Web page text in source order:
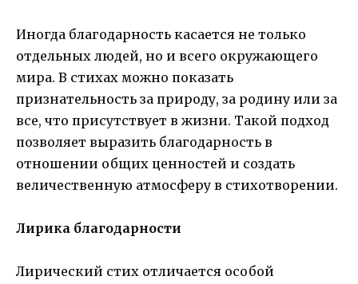
Иногда благодарность касается не только
отдельных людей, но и всего окружающего
мира. В стихах можно показать
признательность за природу, за родину или за
все, что присутствует в жизни. Такой подход
позволяет выразить благодарность в
отношении общих ценностей и создать
величественную атмосферу в стихотворении.
Лирика благодарности
Лирический стих отличается особой